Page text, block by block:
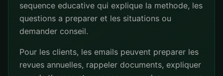
sequence educative qui explique la methode, les
questions a preparer et les situations ou
demander conseil.
Pour les clients, les emails peuvent preparer les
revues annuelles, rappeler documents, expliquer